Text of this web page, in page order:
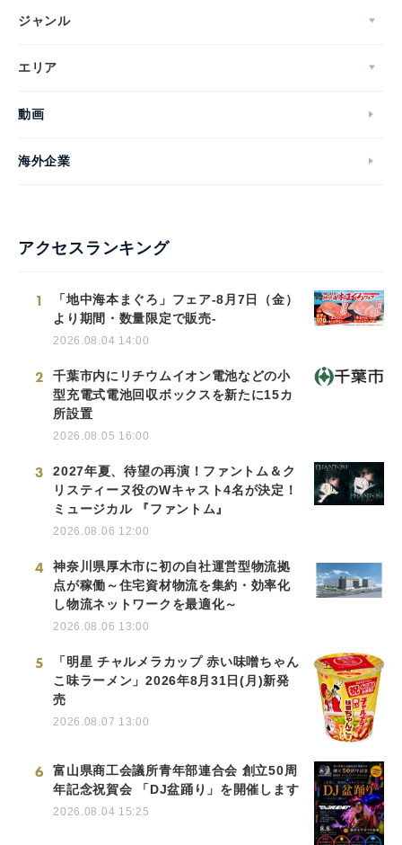
ジャンル
エリア
動画
海外企業
アクセスランキング
1
「地中海本まぐろ」フェア-8月7日（金）
より期間・数量限定で販売-
2026.08.04 14:00
2
千葉市内にリチウムイオン電池などの小
型充電式電池回収ボックスを新たに15カ
所設置
2026.08.05 16:00
3
2027年夏、待望の再演！ファントム＆ク
リスティーヌ役のWキャスト4名が決定！
ミュージカル 『ファントム』
2026.08.06 12:00
4
神奈川県厚木市に初の自社運営型物流拠
点が稼働～住宅資材物流を集約・効率化
し物流ネットワークを最適化～
2026.08.06 13:00
5
「明星 チャルメラカップ 赤い味噌ちゃん
こ味ラーメン」2026年8月31日(月)新発
売
2026.08.07 13:00
6
富山県商工会議所青年部連合会 創立50周
年記念祝賀会 「DJ盆踊り」を開催します
2026.08.04 15:25